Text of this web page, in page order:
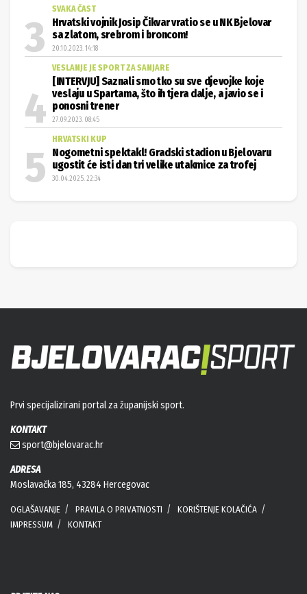
SVAKA ČAST
Hrvatski vojnik Josip Čikvar vratio se u NK Bjelovar
sa zlatom, srebrom i broncom!
20.10.2023. 14:18
VESLANJE JE SPORT ZA SANJARE
[INTERVJU] Saznali smo tko su sve djevojke koje
veslaju u Spartama, što ih tjera dalje, a javio se i
ponosni trener
27.09.2023. 08:45
HRVATSKI KUP
Nogometni spektakl! Gradski stadion u Bjelovaru
ugostit će isti dan tri velike utakmice za trofej
30.04.2025. 22:34
Prvi specijalizirani portal za županijski sport.
KONTAKT
sport@bjelovarac.hr
ADRESA
Moslavačka 185, 43284 Hercegovac
OGLAŠAVANJE PRAVILA O PRIVATNOSTI
KORIŠTENJE KOLAČIĆA
IMPRESSUM
KONTAKT